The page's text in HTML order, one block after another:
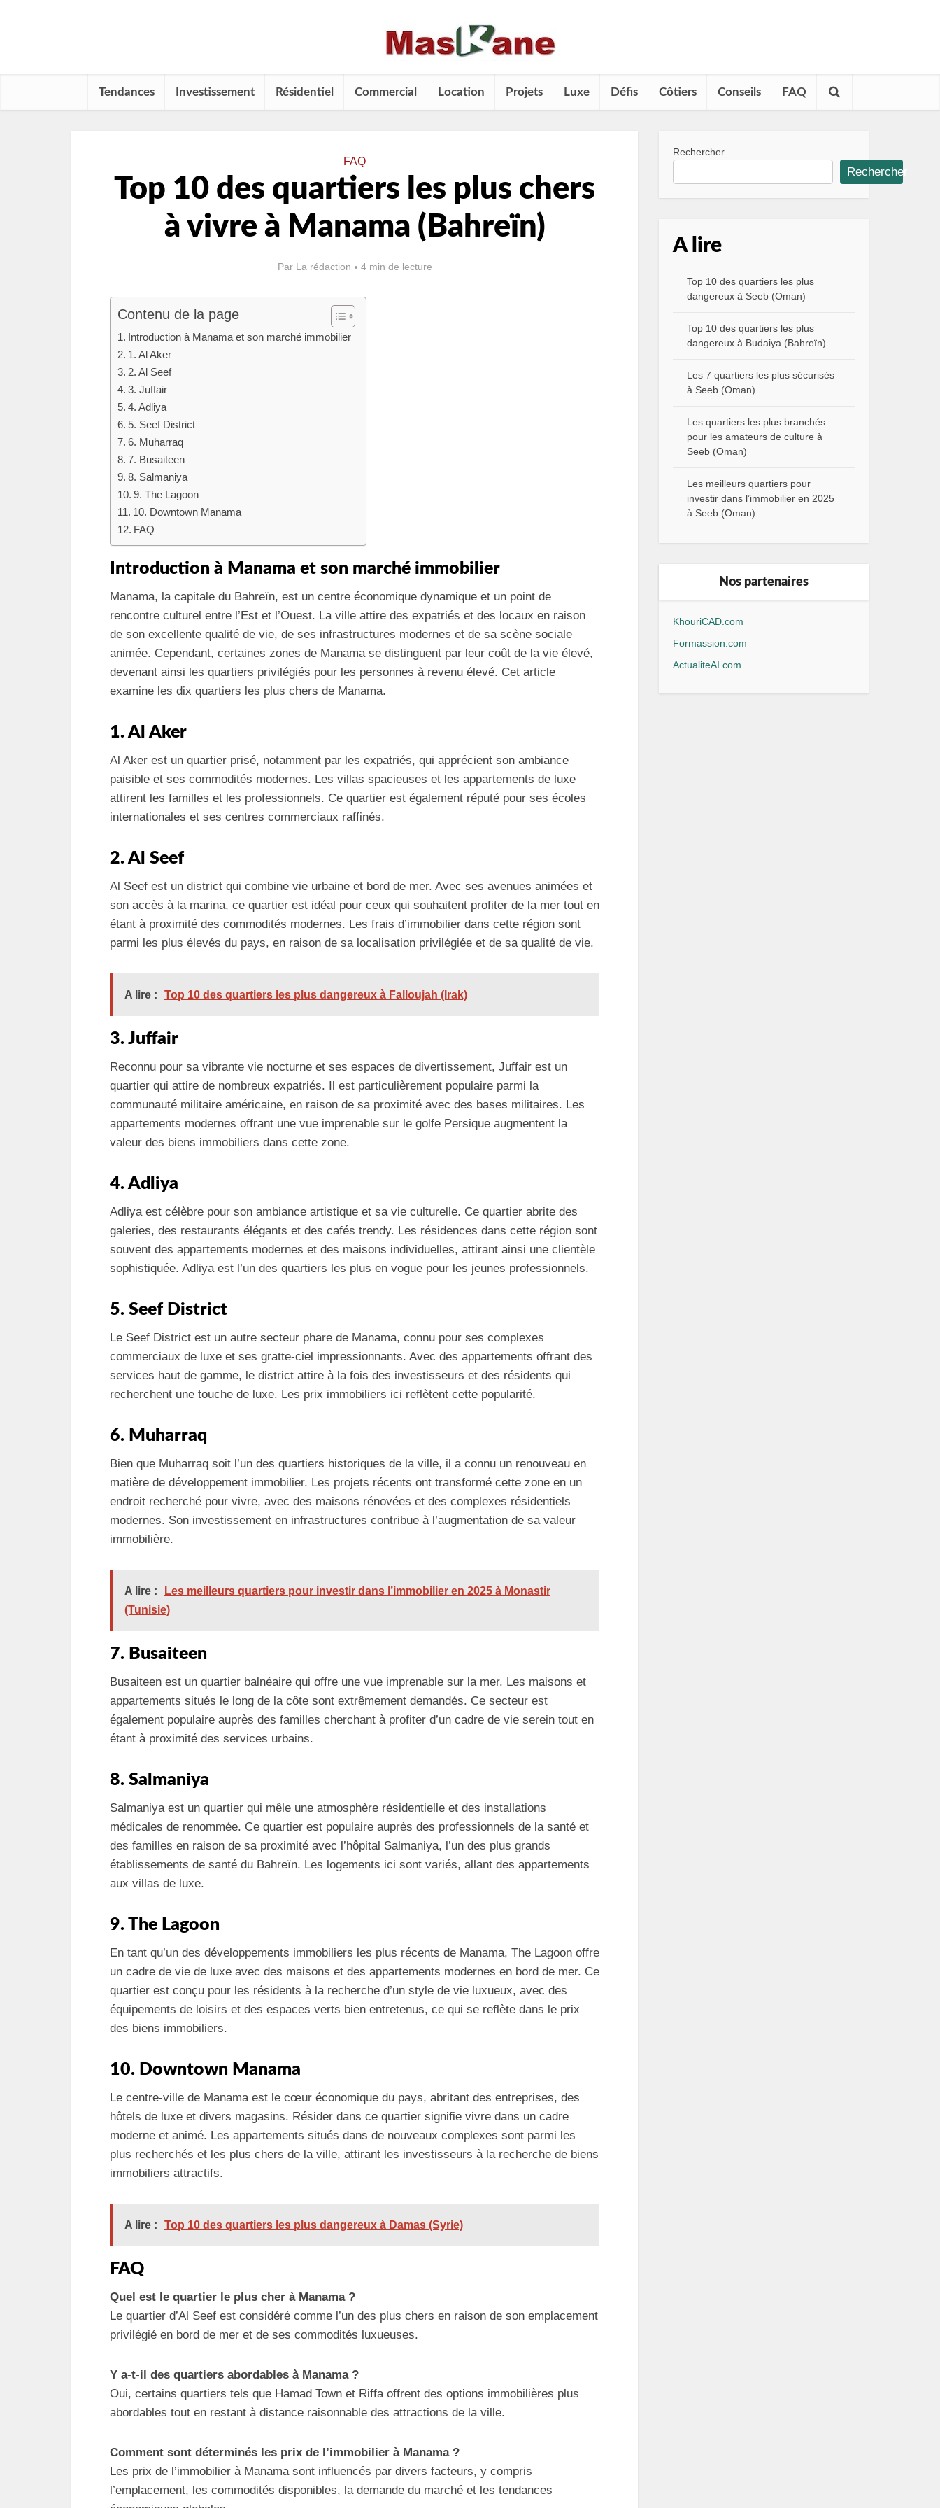
Tendances Investissement Résidentiel Commercial Location Projets Luxe Défis Côtiers Conseils FAQ
FAQ
Top 10 des quartiers les plus chers
à vivre à Manama (Bahreïn)
Par La rédaction 4 min de lecture
Contenu de la page
Introduction à Manama et son marché immobilier
1. Al Aker
2. Al Seef
3. Juffair
4. Adliya
5. Seef District
6. Muharraq
7. Busaiteen
8. Salmaniya
9. The Lagoon
10. Downtown Manama
FAQ
Introduction à Manama et son marché immobilier
Manama, la capitale du Bahreïn, est un centre économique dynamique et un point de
rencontre culturel entre l’Est et l’Ouest. La ville attire des expatriés et des locaux en raison
de son excellente qualité de vie, de ses infrastructures modernes et de sa scène sociale
animée. Cependant, certaines zones de Manama se distinguent par leur coût de la vie élevé,
devenant ainsi les quartiers privilégiés pour les personnes à revenu élevé. Cet article
examine les dix quartiers les plus chers de Manama.
1. Al Aker
Al Aker est un quartier prisé, notamment par les expatriés, qui apprécient son ambiance
paisible et ses commodités modernes. Les villas spacieuses et les appartements de luxe
attirent les familles et les professionnels. Ce quartier est également réputé pour ses écoles
internationales et ses centres commerciaux raffinés.
2. Al Seef
Al Seef est un district qui combine vie urbaine et bord de mer. Avec ses avenues animées et
son accès à la marina, ce quartier est idéal pour ceux qui souhaitent profiter de la mer tout en
étant à proximité des commodités modernes. Les frais d’immobilier dans cette région sont
parmi les plus élevés du pays, en raison de sa localisation privilégiée et de sa qualité de vie.
A lire : Top 10 des quartiers les plus dangereux à Falloujah (Irak)
3. Juffair
Reconnu pour sa vibrante vie nocturne et ses espaces de divertissement, Juffair est un
quartier qui attire de nombreux expatriés. Il est particulièrement populaire parmi la
communauté militaire américaine, en raison de sa proximité avec des bases militaires. Les
appartements modernes offrant une vue imprenable sur le golfe Persique augmentent la
valeur des biens immobiliers dans cette zone.
4. Adliya
Adliya est célèbre pour son ambiance artistique et sa vie culturelle. Ce quartier abrite des
galeries, des restaurants élégants et des cafés trendy. Les résidences dans cette région sont
souvent des appartements modernes et des maisons individuelles, attirant ainsi une clientèle
sophistiquée. Adliya est l’un des quartiers les plus en vogue pour les jeunes professionnels.
5. Seef District
Le Seef District est un autre secteur phare de Manama, connu pour ses complexes
commerciaux de luxe et ses gratte-ciel impressionnants. Avec des appartements offrant des
services haut de gamme, le district attire à la fois des investisseurs et des résidents qui
recherchent une touche de luxe. Les prix immobiliers ici reflètent cette popularité.
6. Muharraq
Bien que Muharraq soit l’un des quartiers historiques de la ville, il a connu un renouveau en
matière de développement immobilier. Les projets récents ont transformé cette zone en un
endroit recherché pour vivre, avec des maisons rénovées et des complexes résidentiels
modernes. Son investissement en infrastructures contribue à l’augmentation de sa valeur
immobilière.
A lire :
Les meilleurs quartiers pour investir dans l’immobilier en 2025 à Monastir
(Tunisie)
7. Busaiteen
Busaiteen est un quartier balnéaire qui offre une vue imprenable sur la mer. Les maisons et
appartements situés le long de la côte sont extrêmement demandés. Ce secteur est
également populaire auprès des familles cherchant à profiter d’un cadre de vie serein tout en
étant à proximité des services urbains.
8. Salmaniya
Salmaniya est un quartier qui mêle une atmosphère résidentielle et des installations
médicales de renommée. Ce quartier est populaire auprès des professionnels de la santé et
des familles en raison de sa proximité avec l’hôpital Salmaniya, l’un des plus grands
établissements de santé du Bahreïn. Les logements ici sont variés, allant des appartements
aux villas de luxe.
9. The Lagoon
En tant qu’un des développements immobiliers les plus récents de Manama, The Lagoon offre
un cadre de vie de luxe avec des maisons et des appartements modernes en bord de mer. Ce
quartier est conçu pour les résidents à la recherche d’un style de vie luxueux, avec des
équipements de loisirs et des espaces verts bien entretenus, ce qui se reflète dans le prix
des biens immobiliers.
10. Downtown Manama
Le centre-ville de Manama est le cœur économique du pays, abritant des entreprises, des
hôtels de luxe et divers magasins. Résider dans ce quartier signifie vivre dans un cadre
moderne et animé. Les appartements situés dans de nouveaux complexes sont parmi les
plus recherchés et les plus chers de la ville, attirant les investisseurs à la recherche de biens
immobiliers attractifs.
A lire : Top 10 des quartiers les plus dangereux à Damas (Syrie)
FAQ
Quel est le quartier le plus cher à Manama ?
Le quartier d’Al Seef est considéré comme l’un des plus chers en raison de son emplacement
privilégié en bord de mer et de ses commodités luxueuses.
Y a-t-il des quartiers abordables à Manama ?
Oui, certains quartiers tels que Hamad Town et Riffa offrent des options immobilières plus
abordables tout en restant à distance raisonnable des attractions de la ville.
Comment sont déterminés les prix de l’immobilier à Manama ?
Les prix de l’immobilier à Manama sont influencés par divers facteurs, y compris
l’emplacement, les commodités disponibles, la demande du marché et les tendances
Rechercher
Rechercher
A lire
Top 10 des quartiers les plus
dangereux à Seeb (Oman)
Top 10 des quartiers les plus
dangereux à Budaiya (Bahreïn)
Les 7 quartiers les plus sécurisés
à Seeb (Oman)
Les quartiers les plus branchés
pour les amateurs de culture à
Seeb (Oman)
Les meilleurs quartiers pour
investir dans l’immobilier en 2025
à Seeb (Oman)
Nos partenaires
KhouriCAD.com
Formassion.com
ActualiteAI.com